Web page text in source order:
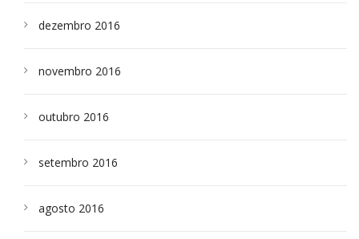
dezembro 2016
novembro 2016
outubro 2016
setembro 2016
agosto 2016